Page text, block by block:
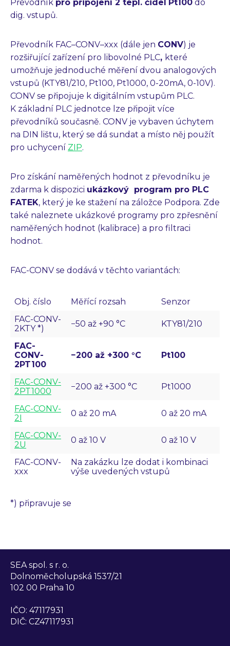
Převodník pro připojení 2 tepl. čidel Pt100 do
dig. vstupů.
Převodník FAC–CONV–xxx (dále jen CONV) je
rozšiřující zařízení pro libovolné PLC, které
umožňuje jednoduché měření dvou analogových
vstupů (KTY81/210, Pt100, Pt1000, 0-20mA, 0-10V).
CONV se připojuje k digitálním vstupům PLC.
K základní PLC jednotce lze připojit více
převodníků současně. CONV je vybaven úchytem
na DIN lištu, který se dá sundat a místo něj použít
pro uchycení ZIP.
Pro získání naměřených hodnot z převodníku je
zdarma k dispozici ukázkový program pro PLC
FATEK, který je ke stažení na záložce Podpora. Zde
také naleznete ukázkové programy pro zpřesnění
naměřených hodnot (kalibrace) a pro filtraci
hodnot.
FAC-CONV se dodává v těchto variantách:
Obj. číslo Měřící rozsah
Senzor
FAC-CONV-
2KTY *)
−50 až +90 °C KTY81/210
FAC-
CONV-
2PT100
−200 až +300 °C Pt100
FAC-CONV-
2PT1000
−200 až +300 °C Pt1000
FAC-CONV-
2I
0 až 20 mA 0 až 20 mA
FAC-CONV-
2U
0 až 10 V 0 až 10 V
FAC-CONV-
xxx
Na zakázku lze dodat i kombinaci
výše uvedených vstupů
*) připravuje se
SEA spol. s r. o.
Dolnoměcholupská 1537/21
102 00 Praha 10
IČO: 47117931
DIČ: CZ47117931